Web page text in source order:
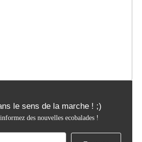
le sens de la marche ! ;)
des nouvelles ecobalades !